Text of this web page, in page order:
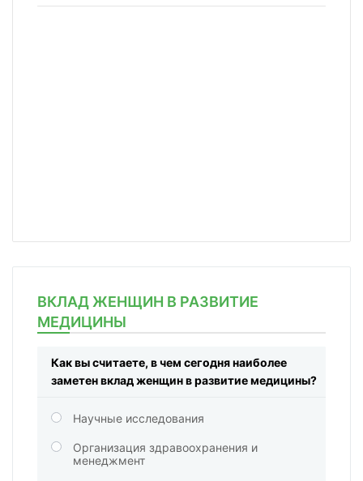
ВКЛАД ЖЕНЩИН В РАЗВИТИЕ
МЕДИЦИНЫ
Как вы считаете, в чем сегодня наиболее
заметен вклад женщин в развитие медицины?
Научные исследования
Организация здравоохранения и
менеджмент